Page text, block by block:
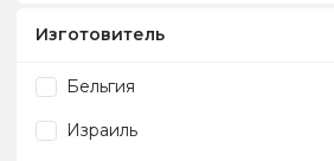
Изготовитель
Бельгия
Израиль